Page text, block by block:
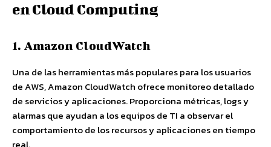
en Cloud Computing
1. Amazon CloudWatch
Una de las herramientas más populares para los usuarios
de AWS, Amazon CloudWatch ofrece monitoreo detallado
de servicios y aplicaciones. Proporciona métricas, logs y
alarmas que ayudan a los equipos de TI a observar el
comportamiento de los recursos y aplicaciones en tiempo